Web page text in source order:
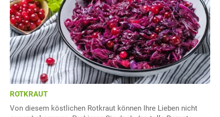
ROTKRAUT
Von diesem köstlichen Rotkraut können Ihre Lieben nicht